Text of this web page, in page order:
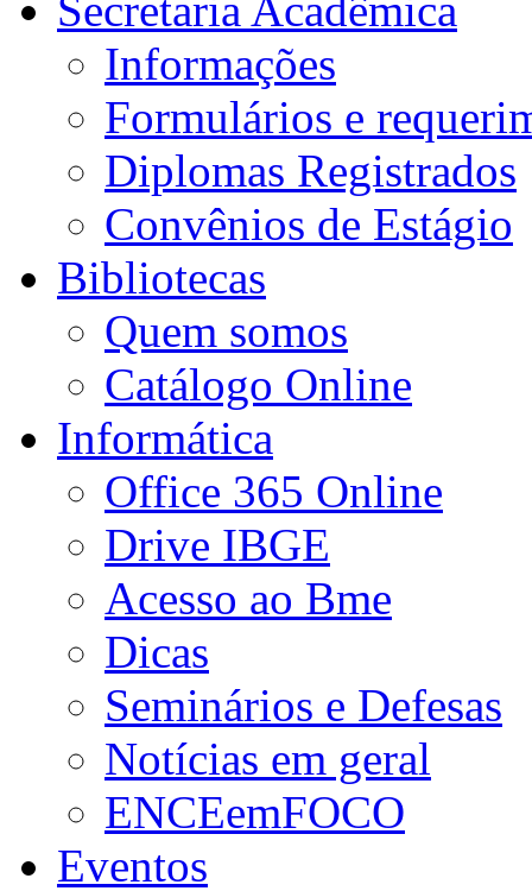
Informações
Formulários e
Diplomas Registrados
Convênios de Estágio
Bibliotecas
Quem somos
Catálogo Online
Informática
Office 365 Online
Drive IBGE
Acesso ao Bme
Dicas
Seminários e Defesas
Notícias em geral
ENCEemFOCO
Eventos